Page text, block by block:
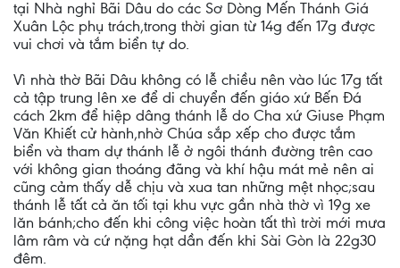
tại Nhà nghỉ Bãi Dâu do các Sơ Dòng Mến Thánh Giá
Xuân Lộc phụ trách,trong thời gian từ 14g đến 17g được
vui chơi và tắm biển tự do.
Vì nhà thờ Bãi Dâu không có lễ chiều nên vào lúc 17g tất
cả tập trung lên xe để di chuyển đến giáo xứ Bến Đá
cách 2km để hiệp dâng thánh lễ do Cha xứ Giuse Phạm
Văn Khiết cử hành,nhờ Chúa sắp xếp cho được tắm
biển và tham dự thánh lễ ở ngôi thánh đường trên cao
với không gian thoáng đãng và khí hậu mát mẻ nên ai
cũng cảm thấy dễ chịu và xua tan những mệt nhọc;sau
thánh lễ tất cả ăn tối tại khu vực gần nhà thờ vì 19g xe
lăn bánh;cho đến khi công việc hoàn tất thì trời mới mưa
lâm râm và cứ nặng hạt dần đến khi Sài Gòn là 22g30
đêm.